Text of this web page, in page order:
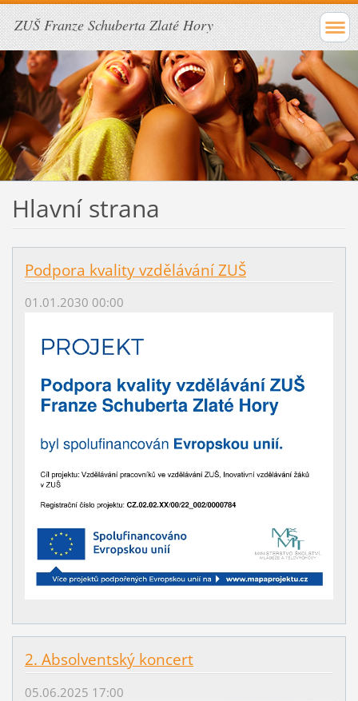
ZUŠ Franze Schuberta Zlaté Hory
Hlavní strana
Podpora kvality vzdělávání ZUŠ
01.01.2030 00:00
2. Absolventský koncert
05.06.2025 17:00